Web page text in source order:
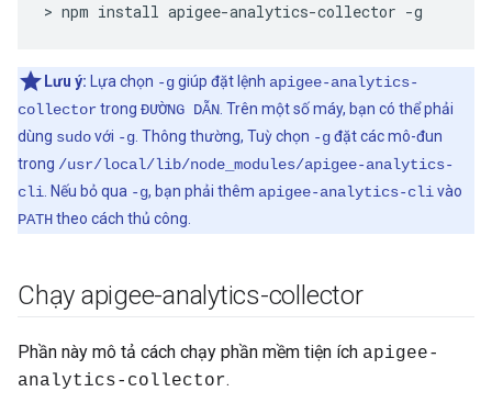
> npm install apigee-analytics-collector -g
Lưu ý: Lựa chọn -ggiúp đặt lệnh apigee-analytics-
collector trong ĐƯỜNG DẪN . Trên một số máy, bạn có thể phải
dùng sudovới -g . Thông thường, Tuỳ chọn -gđặt các mô-đun
trong /usr/local/lib/node_modules/apigee-analytics-
cli . Nếu bỏ qua -g, bạn phải thêm apigee-analytics-clivào
PATHtheo cách thủ công.
Chạy apigee-analytics-collector
Phần này mô tả cách chạy phần mềm tiện ích apigee-
analytics-collector.